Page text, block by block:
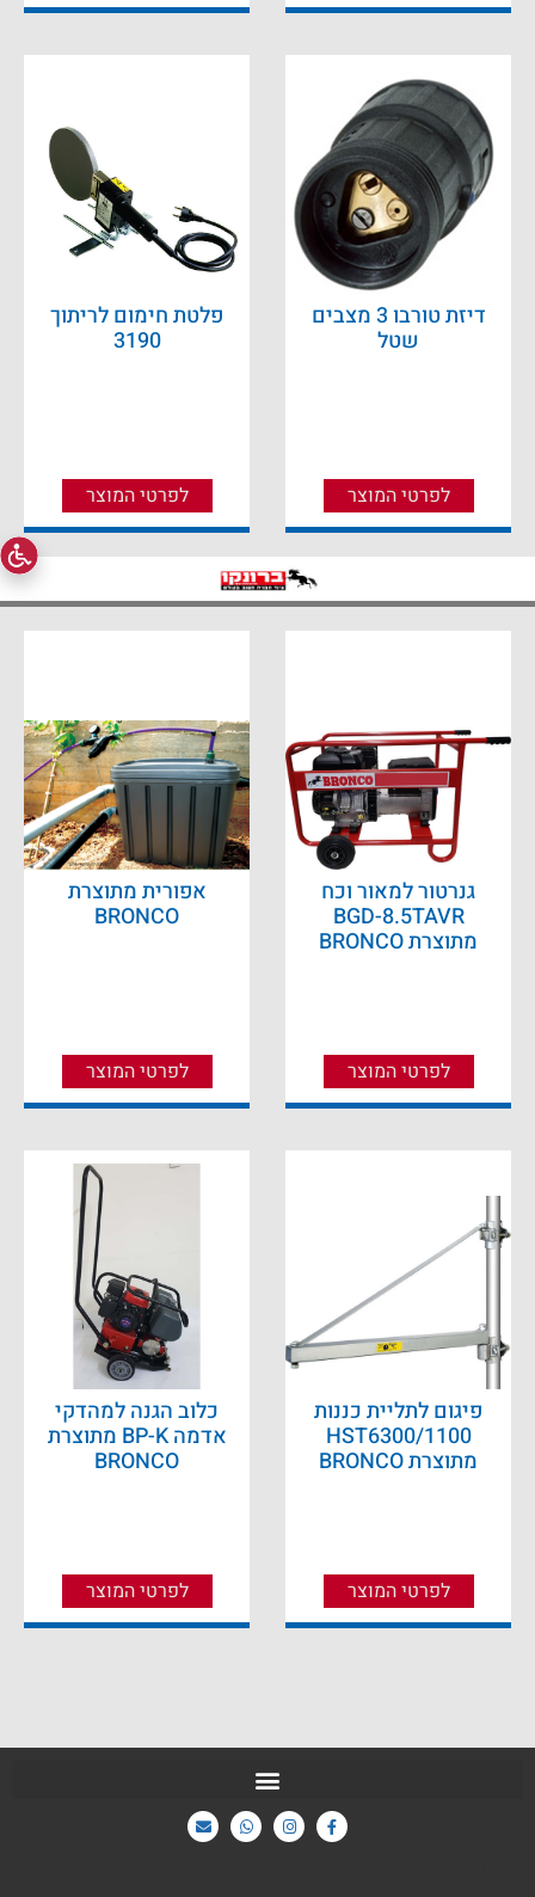
דיזת טורבו 3 מצבים
שטל
לפרטי המוצר
פלטת חימום לריתוך
3190
לפרטי המוצר
גנרטור למאור וכח
BGD-8.5TAVR
מתוצרת BRONCO
לפרטי המוצר
אפורית מתוצרת
BRONCO
לפרטי המוצר
פיגום לתליית כננות
HST6300/1100
מתוצרת BRONCO
לפרטי המוצר
כלוב הגנה למהדקי
אדמה BP-K מתוצרת
BRONCO
לפרטי המוצר